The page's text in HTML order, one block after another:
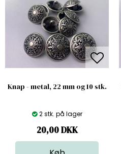
Knap - metal, 22 mm og 10 stk.
2 stk. på lager
20,00DKK